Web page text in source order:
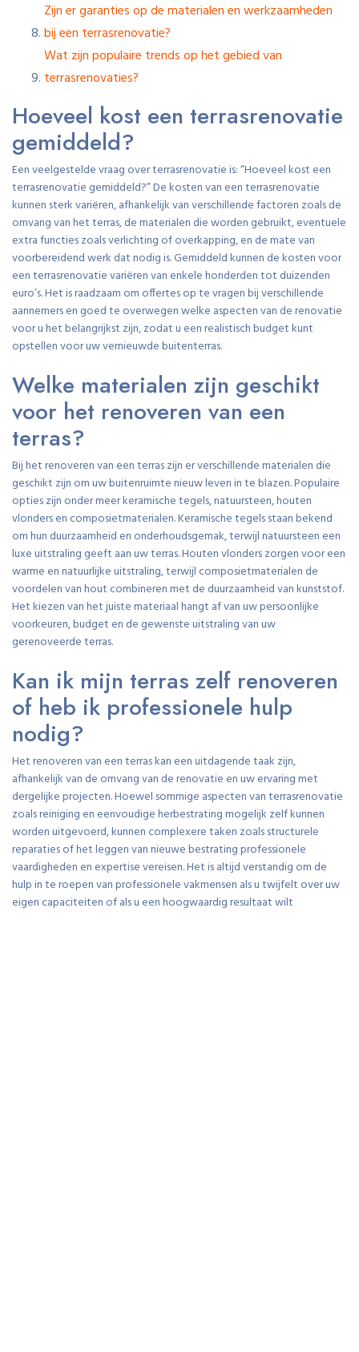
Zijn er garanties op de materialen en werkzaamheden
bij een terrasrenovatie?
Wat zijn populaire trends op het gebied van
terrasrenovaties?
Hoeveel kost een terrasrenovatie
gemiddeld?
Een veelgestelde vraag over terrasrenovatie is: “Hoeveel kost een
terrasrenovatie gemiddeld?” De kosten van een terrasrenovatie
kunnen sterk variëren, afhankelijk van verschillende factoren zoals de
omvang van het terras, de materialen die worden gebruikt, eventuele
extra functies zoals verlichting of overkapping, en de mate van
voorbereidend werk dat nodig is. Gemiddeld kunnen de kosten voor
een terrasrenovatie variëren van enkele honderden tot duizenden
euro’s. Het is raadzaam om offertes op te vragen bij verschillende
aannemers en goed te overwegen welke aspecten van de renovatie
voor u het belangrijkst zijn, zodat u een realistisch budget kunt
opstellen voor uw vernieuwde buitenterras.
Welke materialen zijn geschikt
voor het renoveren van een
terras?
Bij het renoveren van een terras zijn er verschillende materialen die
geschikt zijn om uw buitenruimte nieuw leven in te blazen. Populaire
opties zijn onder meer keramische tegels, natuursteen, houten
vlonders en composietmaterialen. Keramische tegels staan bekend
om hun duurzaamheid en onderhoudsgemak, terwijl natuursteen een
luxe uitstraling geeft aan uw terras. Houten vlonders zorgen voor een
warme en natuurlijke uitstraling, terwijl composietmaterialen de
voordelen van hout combineren met de duurzaamheid van kunststof.
Het kiezen van het juiste materiaal hangt af van uw persoonlijke
voorkeuren, budget en de gewenste uitstraling van uw
gerenoveerde terras.
Kan ik mijn terras zelf renoveren
of heb ik professionele hulp
nodig?
Het renoveren van een terras kan een uitdagende taak zijn,
afhankelijk van de omvang van de renovatie en uw ervaring met
dergelijke projecten. Hoewel sommige aspecten van terrasrenovatie
zoals reiniging en eenvoudige herbestrating mogelijk zelf kunnen
worden uitgevoerd, kunnen complexere taken zoals structurele
reparaties of het leggen van nieuwe bestrating professionele
vaardigheden en expertise vereisen. Het is altijd verstandig om de
hulp in te roepen van professionele vakmensen als u twijfelt over uw
eigen capaciteiten of als u een hoogwaardig resultaat wilt